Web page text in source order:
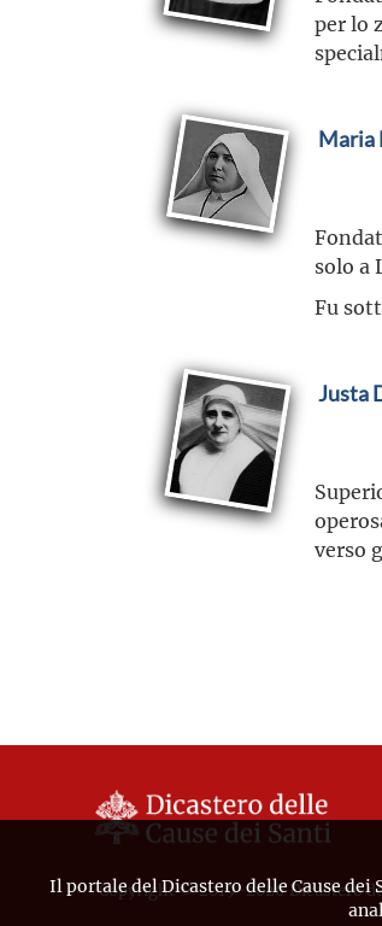
per lo
Maria
solo a
Fu
Justa
verso
Copyright © 2019-2026 Dicastero
Il portale del Dicastero delle Cause